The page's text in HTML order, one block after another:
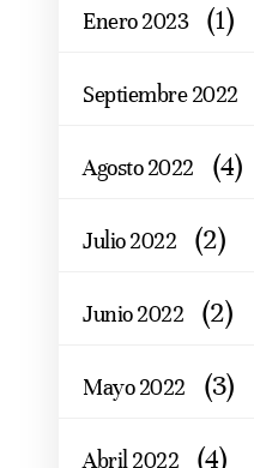
Enero 2023 (1)
Septiembre 2022
Agosto 2022 (4)
Julio 2022 (2)
Junio 2022 (2)
Mayo 2022 (3)
Abril 2022 (4)